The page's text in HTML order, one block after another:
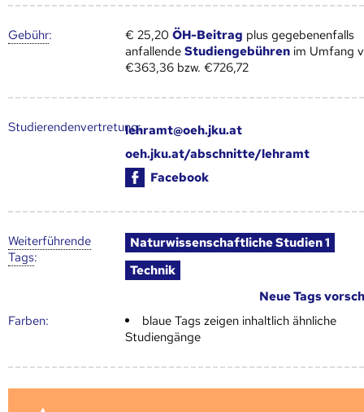
Gebühr: € 25,20ÖH-Beitrag plus gegebenenfalls
anfallendeStudiengebühren im Umfang
€363,36 bzw. €726,72
Studierendenvertretung:lehramt@oeh.jku.at
oeh.jku.at/abschnitte/lehramt
Facebook
Weiter­führende
Tags:
Naturwissenschaftliche Studien 1
Technik
Neue Tags
Farben:
blaue Tags zeigen inhaltlich ähnliche
Studiengänge